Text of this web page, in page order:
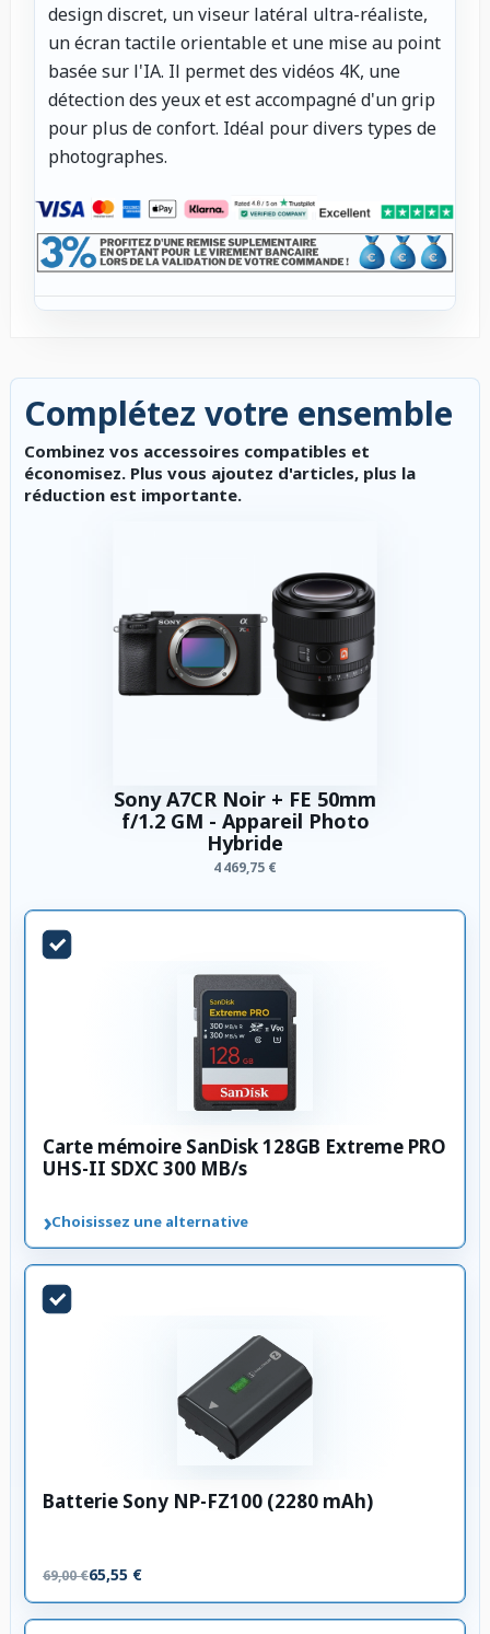
design discret, un viseur latéral ultra-réaliste,
un écran tactile orientable et une mise au point
basée sur l'IA. Il permet des vidéos 4K, une
détection des yeux et est accompagné d'un grip
pour plus de confort. Idéal pour divers types de
photographes.
Complétez votre ensemble
Combinez vos accessoires compatibles et
économisez. Plus vous ajoutez d'articles, plus la
réduction est importante.
Sony A7CR Noir + FE 50mm
f/1.2 GM - Appareil Photo
Hybride
4 469,75 €
Carte mémoire SanDisk 128GB Extreme PRO
UHS-II SDXC 300 MB/s
›Choisissez une alternative
Batterie Sony NP-FZ100 (2280 mAh)
69,00 €65,55 €